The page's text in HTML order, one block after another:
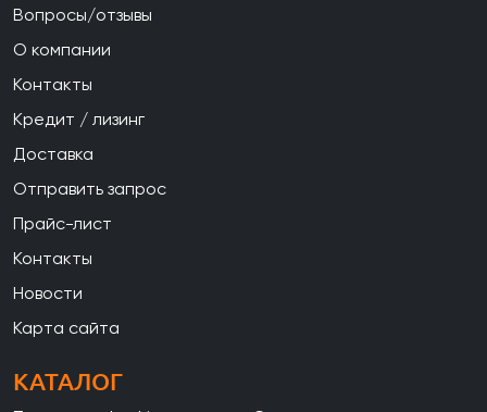
Вопросы/отзывы
О компании
Контакты
Кредит / лизинг
Доставка
Отправить запрос
Прайс-лист
Контакты
Новости
Карта сайта
КАТАЛОГ